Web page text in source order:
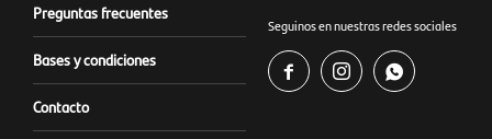
Preguntas frecuentes
Bases y condiciones
Contacto
Seguinos en nuestras redes sociales
  